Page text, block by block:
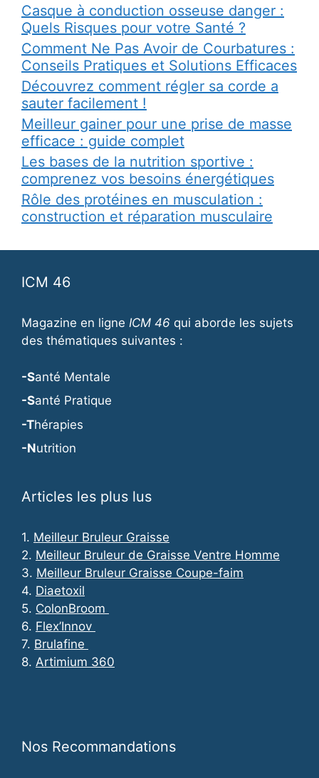
Casque à conduction osseuse danger :
Quels Risques pour votre Santé ?
Comment Ne Pas Avoir de Courbatures :
Conseils Pratiques et Solutions Efficaces
Découvrez comment régler sa corde a
sauter facilement !
Meilleur gainer pour une prise de masse
efficace : guide complet
Les bases de la nutrition sportive :
comprenez vos besoins énergétiques
Rôle des protéines en musculation :
construction et réparation musculaire
ICM 46
Magazine en ligne ICM 46 qui aborde les sujets
des thématiques suivantes :
-Santé Mentale
-Santé Pratique
-Thérapies
-Nutrition
Articles les plus lus
1. Meilleur Bruleur Graisse
2. Meilleur Bruleur de Graisse Ventre Homme
3. Meilleur Bruleur Graisse Coupe-faim
4. Diaetoxil
5. ColonBroom
6. Flex’Innov
7. Brulafine
8. Artimium 360
Nos Recommandations